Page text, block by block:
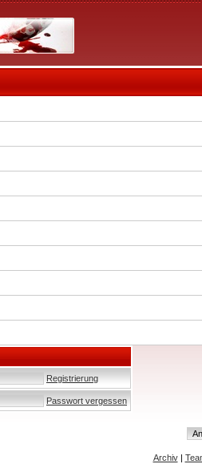
Registrierung
Passwort vergessen
Archiv|